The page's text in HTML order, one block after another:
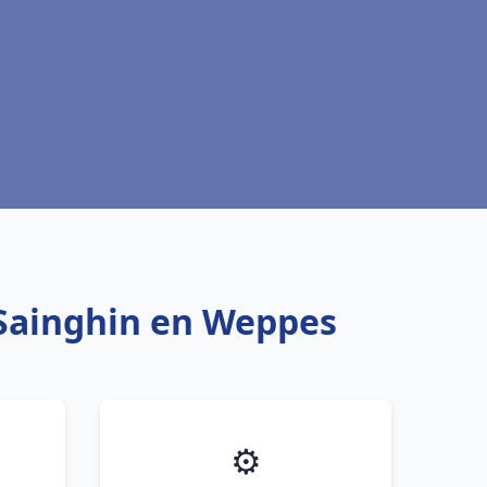
en Weppes
⚙️